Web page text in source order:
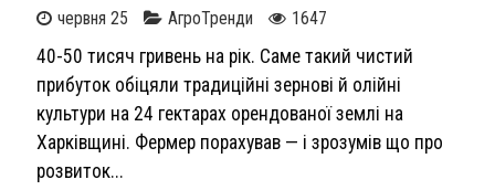
червня 25 АгроТренди 1647
40-50 тисяч гривень на рік. Саме такий чистий
прибуток обіцяли традиційні зернові й олійні
культури на 24 гектарах орендованої землі на
Харківщині. Фермер порахував — і зрозумів що про
розвиток...